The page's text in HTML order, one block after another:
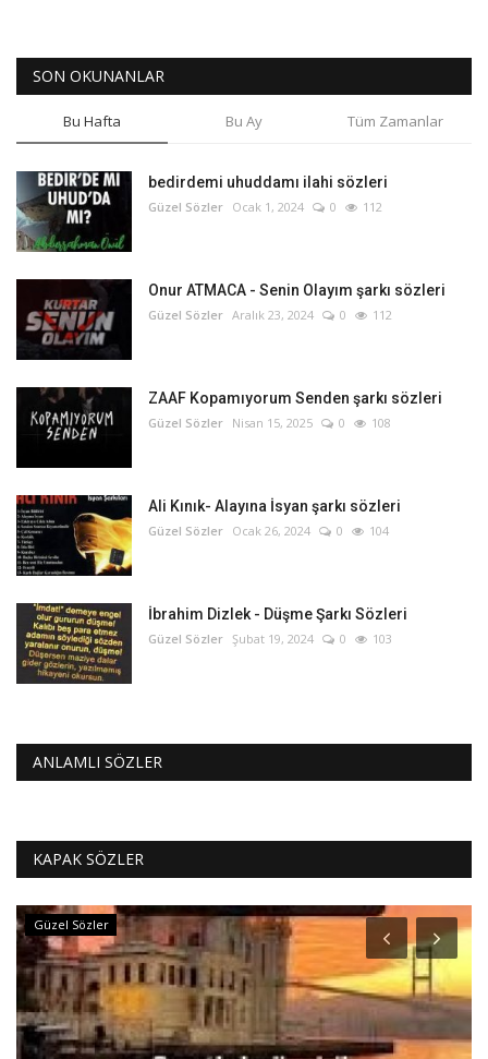
SON OKUNANLAR
Bu Hafta Bu Ay Tüm Zamanlar
bedirdemi uhuddamı ilahi sözleri
Güzel Sözler Ocak 1, 2024 0 112
Onur ATMACA - Senin Olayım şarkı sözleri
Güzel Sözler Aralık 23, 2024 0 112
ZAAF Kopamıyorum Senden şarkı sözleri
Güzel Sözler Nisan 15, 2025 0 108
Ali Kınık- Alayına İsyan şarkı sözleri
Güzel Sözler Ocak 26, 2024 0 104
İbrahim Dizlek - Düşme Şarkı Sözleri
Güzel Sözler Şubat 19, 2024 0 103
ANLAMLI SÖZLER
KAPAK SÖZLER
Dini Sözler